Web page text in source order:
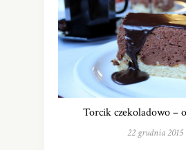
Torcik czekoladowo –
22 grudnia 2015